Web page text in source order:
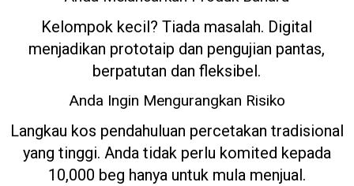
Kelompok kecil? Tiada masalah. Digital
menjadikan prototaip dan pengujian pantas,
berpatutan dan fleksibel.
Anda Ingin Mengurangkan Risiko
Langkau kos pendahuluan percetakan tradisional
yang tinggi. Anda tidak perlu komited kepada
10,000 beg hanya untuk mula menjual.